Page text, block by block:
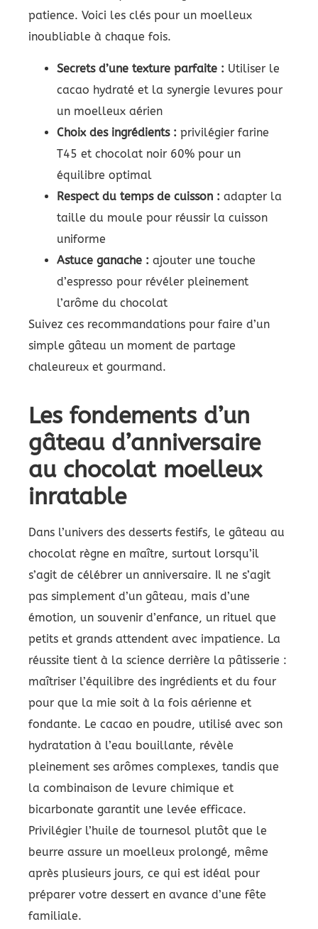
patience. Voici les clés pour un moelleux
inoubliable à chaque fois.
Secrets d’une texture parfaite : Utiliser le
cacao hydraté et la synergie levures pour
un moelleux aérien
Choix des ingrédients : privilégier farine
T45 et chocolat noir 60% pour un
équilibre optimal
Respect du temps de cuisson : adapter la
taille du moule pour réussir la cuisson
uniforme
Astuce ganache : ajouter une touche
d’espresso pour révéler pleinement
l’arôme du chocolat
Suivez ces recommandations pour faire d’un
simple gâteau un moment de partage
chaleureux et gourmand.
Les fondements d’un
gâteau d’anniversaire
au chocolat moelleux
inratable
Dans l’univers des desserts festifs, le gâteau au
chocolat règne en maître, surtout lorsqu’il
s’agit de célébrer un anniversaire. Il ne s’agit
pas simplement d’un gâteau, mais d’une
émotion, un souvenir d’enfance, un rituel que
petits et grands attendent avec impatience. La
réussite tient à la science derrière la pâtisserie :
maîtriser l’équilibre des ingrédients et du four
pour que la mie soit à la fois aérienne et
fondante. Le cacao en poudre, utilisé avec son
hydratation à l’eau bouillante, révèle
pleinement ses arômes complexes, tandis que
la combinaison de levure chimique et
bicarbonate garantit une levée efficace.
Privilégier l’huile de tournesol plutôt que le
beurre assure un moelleux prolongé, même
après plusieurs jours, ce qui est idéal pour
préparer votre dessert en avance d’une fête
familiale.